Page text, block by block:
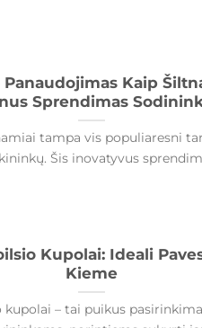
Kaip
Sprendimas
tampa vis populiaresni
Šis inovatyvus
Kupolai: Ideali
Kieme
kupolai – tai puikus